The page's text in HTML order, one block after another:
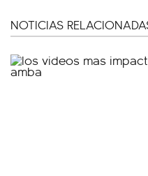
NOTICIAS